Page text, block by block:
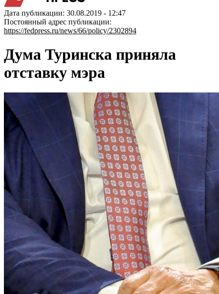
Дата публикации: 30.08.2019 - 12:47
Постоянный адрес публикации:
https://fedpress.ru/news/66/policy/2302894
Дума Туринска приняла
отставку мэра